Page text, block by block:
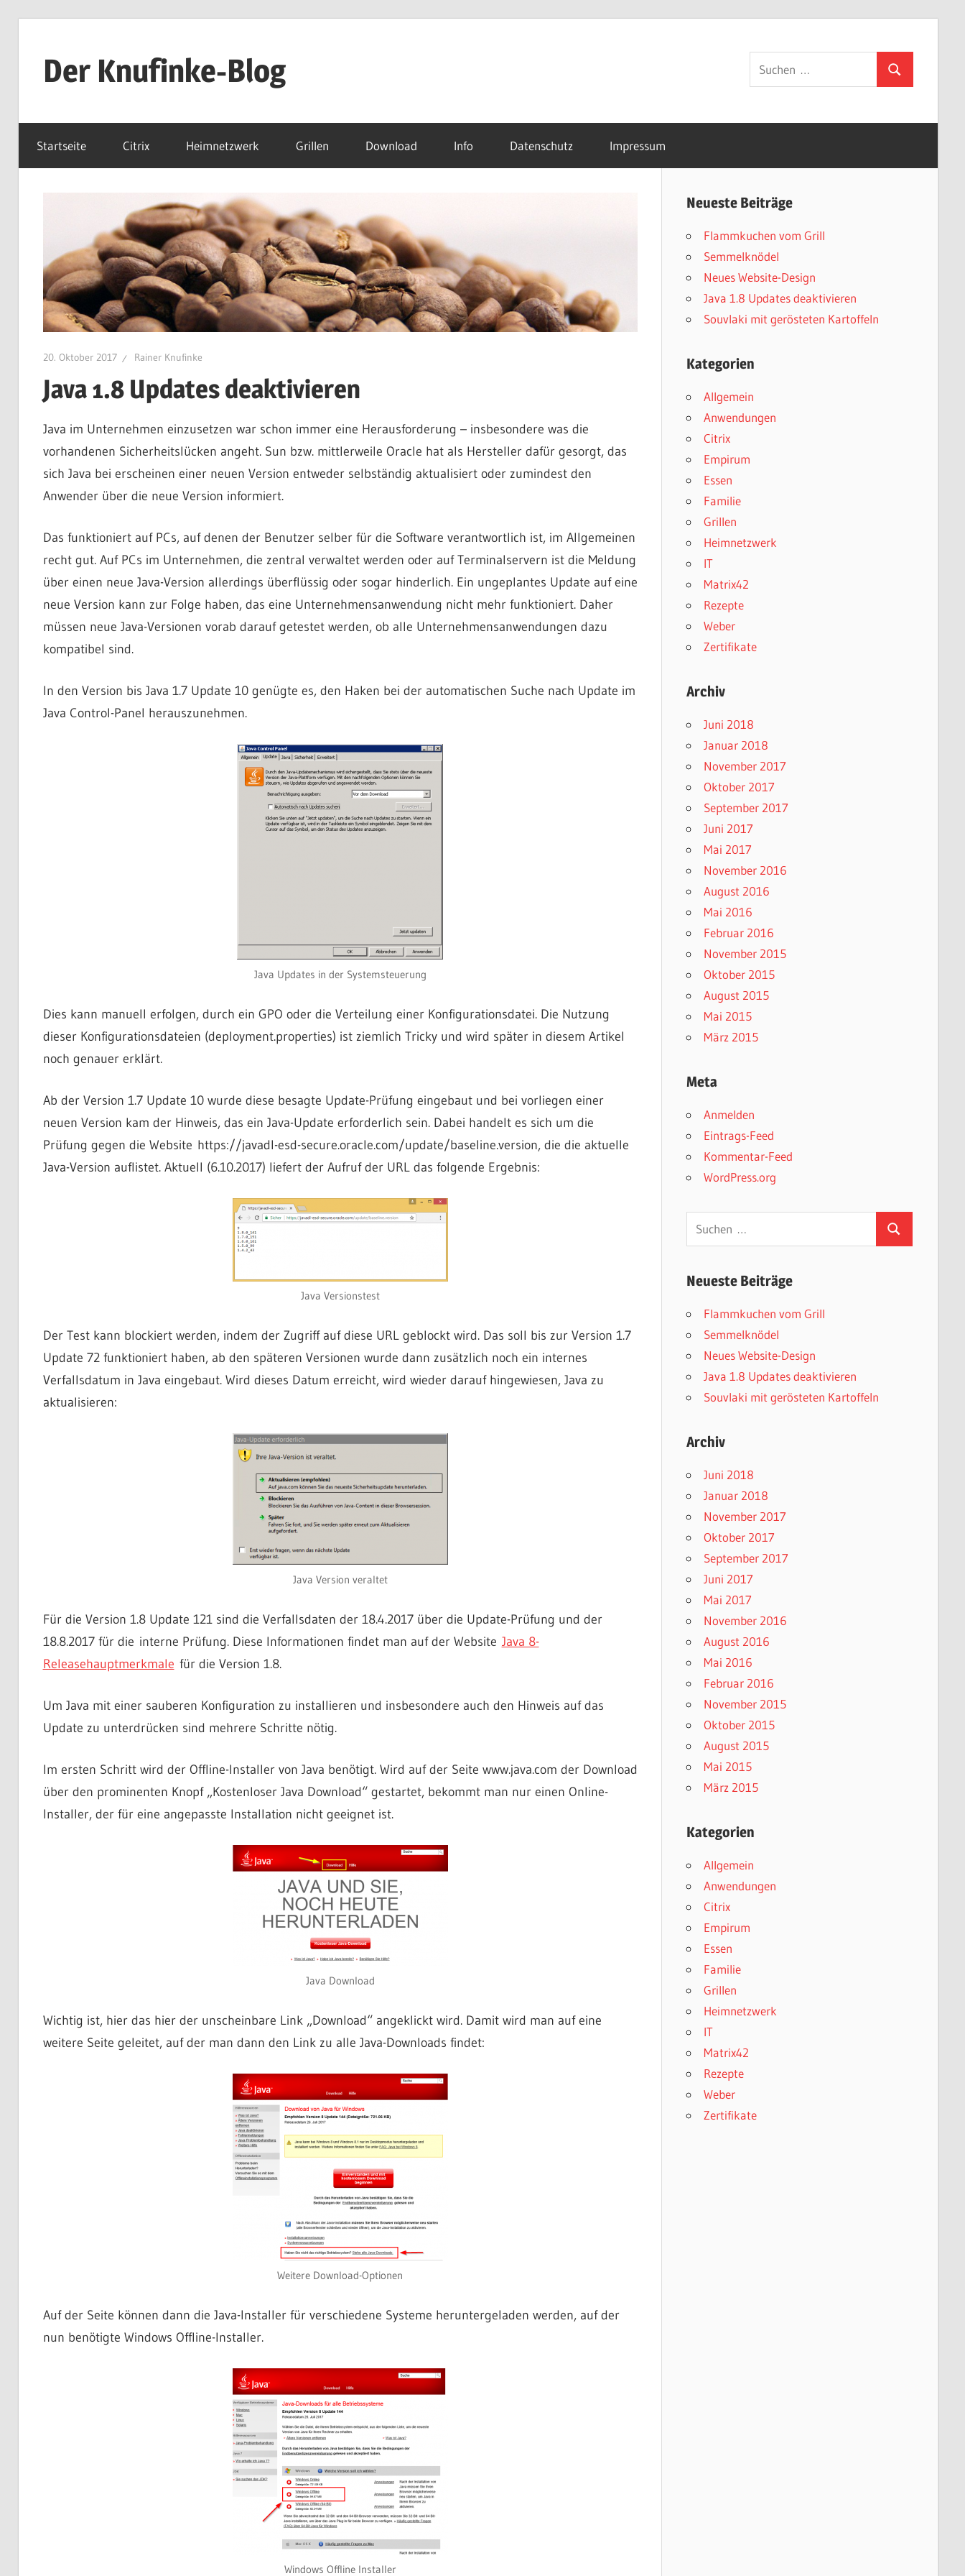
springenDer Knufinke-Blog
und
Das
und
Suchen
nach:
Suchen
Startseite Citrix Heimnetzwerk Grillen Download Info Datenschutz Impressum
20. Oktober 2017 Rainer Knufinke
Java 1.8 Updates deaktivieren
Java im Unternehmen einzusetzen war schon immer eine Herausforderung – insbesondere was die
vorhandenen Sicherheitslücken angeht. Sun bzw. mittlerweile Oracle hat als Hersteller dafür gesorgt, das
sich Java bei erscheinen einer neuen Version entweder selbständig aktualisiert oder zumindest den
Anwender über die neue Version informiert.
Das funktioniert auf PCs, auf denen der Benutzer selber für die Software verantwortlich ist, im Allgemeinen
recht gut. Auf PCs im Unternehmen, die zentral verwaltet werden oder auf Terminalservern ist die Meldung
über einen neue Java-Version allerdings überflüssig oder sogar hinderlich. Ein ungeplantes Update auf eine
neue Version kann zur Folge haben, das eine Unternehmensanwendung nicht mehr funktioniert. Daher
müssen neue Java-Versionen vorab darauf getestet werden, ob alle Unternehmensanwendungen dazu
kompatibel sind.
In den Version bis Java 1.7 Update 10 genügte es, den Haken bei der automatischen Suche nach Update im
Java Control-Panel herauszunehmen.
Java Updates in der Systemsteuerung
Dies kann manuell erfolgen, durch ein GPO oder die Verteilung einer Konfigurationsdatei. Die Nutzung
dieser Konfigurationsdateien (deployment.properties) ist ziemlich Tricky und wird später in diesem Artikel
noch genauer erklärt.
Ab der Version 1.7 Update 10 wurde diese besagte Update-Prüfung eingebaut und bei vorliegen einer
neuen Version kam der Hinweis, das ein Java-Update erforderlich sein. Dabei handelt es sich um die
Prüfung gegen die Website https://javadl-esd-secure.oracle.com/update/baseline.version, die die aktuelle
Java-Version auflistet. Aktuell (6.10.2017) liefert der Aufruf der URL das folgende Ergebnis:
Java Versionstest
Der Test kann blockiert werden, indem der Zugriff auf diese URL geblockt wird. Das soll bis zur Version 1.7
Update 72 funktioniert haben, ab den späteren Versionen wurde dann zusätzlich noch ein internes
Verfallsdatum in Java eingebaut. Wird dieses Datum erreicht, wird wieder darauf hingewiesen, Java zu
aktualisieren:
Java Version veraltet
Für die Version 1.8 Update 121 sind die Verfallsdaten der 18.4.2017 über die Update-Prüfung und der
18.8.2017 für die interne Prüfung. Diese Informationen findet man auf der Website Java 8-
Releasehauptmerkmale für die Version 1.8.
Um Java mit einer sauberen Konfiguration zu installieren und insbesondere auch den Hinweis auf das
Update zu unterdrücken sind mehrere Schritte nötig.
Im ersten Schritt wird der Offline-Installer von Java benötigt. Wird auf der Seite www.java.com der Download
über den prominenten Knopf „Kostenloser Java Download“ gestartet, bekommt man nur einen Online-
Installer, der für eine angepasste Installation nicht geeignet ist.
Java Download
Wichtig ist, hier das hier der unscheinbare Link „Download“ angeklickt wird. Damit wird man auf eine
weitere Seite geleitet, auf der man dann den Link zu alle Java-Downloads findet:
Weitere Download-Optionen
Auf der Seite können dann die Java-Installer für verschiedene Systeme heruntergeladen werden, auf der
nun benötigte Windows Offline-Installer.
Windows Offline Installer
Neueste Beiträge
Flammkuchen vom Grill
Semmelknödel
Neues Website-Design
Java 1.8 Updates deaktivieren
Souvlaki mit gerösteten Kartoffeln
Kategorien
Allgemein
Anwendungen
Citrix
Empirum
Essen
Familie
Grillen
Heimnetzwerk
IT
Matrix42
Rezepte
Weber
Zertifikate
Archiv
Juni 2018
Januar 2018
November 2017
Oktober 2017
September 2017
Juni 2017
Mai 2017
November 2016
August 2016
Mai 2016
Februar 2016
November 2015
Oktober 2015
August 2015
Mai 2015
März 2015
Meta
Anmelden
Eintrags-Feed
Kommentar-Feed
WordPress.org
Suchen
nach:
Suchen
Neueste Beiträge
Flammkuchen vom Grill
Semmelknödel
Neues Website-Design
Java 1.8 Updates deaktivieren
Souvlaki mit gerösteten Kartoffeln
Archiv
Juni 2018
Januar 2018
November 2017
Oktober 2017
September 2017
Juni 2017
Mai 2017
November 2016
August 2016
Mai 2016
Februar 2016
November 2015
Oktober 2015
August 2015
Mai 2015
März 2015
Kategorien
Allgemein
Anwendungen
Citrix
Empirum
Essen
Familie
Grillen
Heimnetzwerk
IT
Matrix42
Rezepte
Weber
Zertifikate